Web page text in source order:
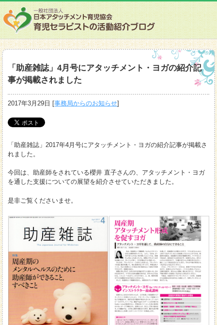
「助産雑誌」4月号にアタッチメント・ヨガの紹介記
事が掲載されました
2017年3月29日 [事務局からのお知らせ]
「助産雑誌」2017年4月号にアタッチメント・ヨガの紹介記事が掲載さ
れました。
今回は、助産師をされている櫻井 直子さんの、アタッチメント・ヨガ
を通した支援についての展望を紹介させていただきました。
是非ご覧くださいませ。